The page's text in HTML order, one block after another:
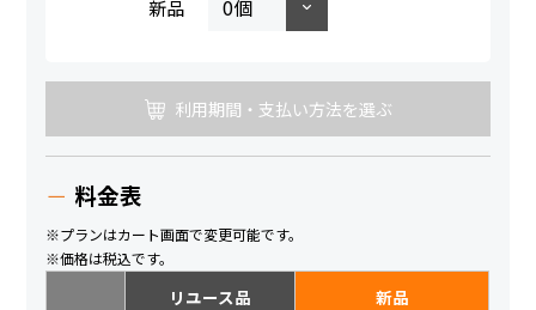
新品
利用期間・支払い方法を選ぶ
料金表
※プランはカート画面で変更可能です。
※価格は税込です。
リユース品 新品